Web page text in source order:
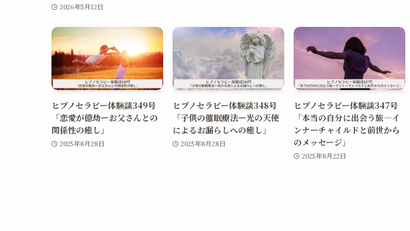
2026年5月12日
ヒプノセラピー体験談349号
「恋愛が億劫ーお父さんとの
関係性の癒し」
2025年8月28日
ヒプノセラピー体験談348号
「子供の催眠療法ー光の天使
によるお漏らしへの癒し」
2025年8月28日
ヒプノセラピー体験談347号
「本当の自分に出会う旅―イ
ンナーチャイルドと前世から
のメッセージ」
2025年8月22日